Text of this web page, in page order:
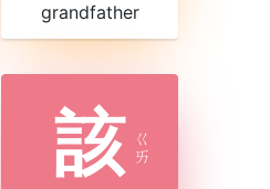
grandfather
該 ㄍ
ㄞ